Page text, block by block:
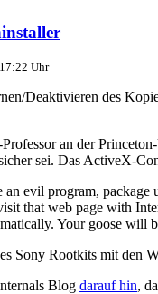
Uhr
Deaktivieren des
an der
sei. Das ActiveX-
evil program,
that web page with
Your goose will
Sony Rootkits mit den
Blog darauf hin,